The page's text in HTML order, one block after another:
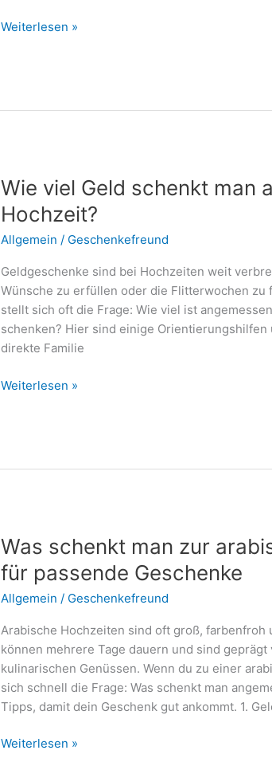
„Ich
das
richtig
kommuniziert
Weiterlesen »
Wie viel Geld schenkt man
Hochzeit?
Allgemein / Geschenkefreund
Geldgeschenke sind bei Hochzeiten weit
Wünsche zu erfüllen oder die Flitterwochen zu
stellt sich oft die Frage: Wie viel ist
schenken? Hier sind einige Orientierungshilfen
direkte Familie
Wie
Hochzeit?
Weiterlesen »
Was schenkt man zur
für passende Geschenke
Allgemein / Geschenkefreund
Arabische Hochzeiten sind oft groß,
können mehrere Tage dauern und sind geprägt
kulinarischen Genüssen. Wenn du zu einer
sich schnell die Frage: Was schenkt man
Tipps, damit dein Geschenk gut ankommt. 1.
Was
Weiterlesen »